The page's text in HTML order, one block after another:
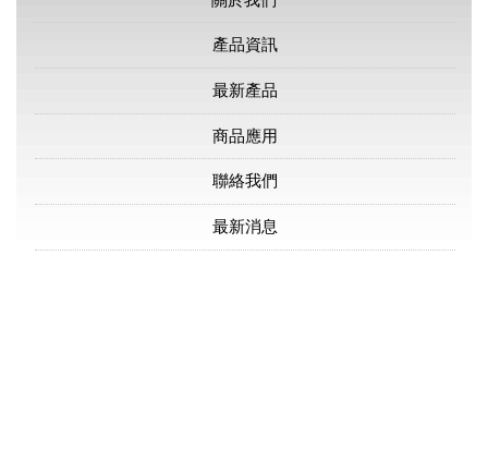
產品資訊
最新產品
商品應用
聯絡我們
最新消息